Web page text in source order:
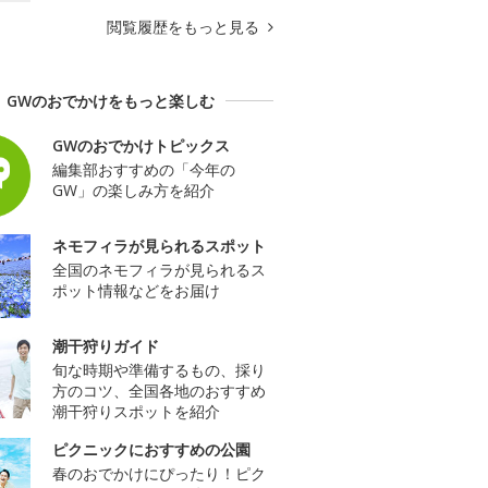
閲覧履歴をもっと見る
GWのおでかけをもっと楽しむ
GWのおでかけトピックス
編集部おすすめの「今年の
GW」の楽しみ方を紹介
ネモフィラが見られるスポット
全国のネモフィラが見られるス
ポット情報などをお届け
潮干狩りガイド
旬な時期や準備するもの、採り
方のコツ、全国各地のおすすめ
潮干狩りスポットを紹介
ピクニックにおすすめの公園
春のおでかけにぴったり！ピク